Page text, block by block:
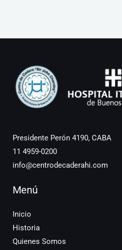
Presidente Perón 4190, CABA
11 4959-0200
info@centrodecaderahi.com
Menú
Inicio
Historia
Quienes Somos